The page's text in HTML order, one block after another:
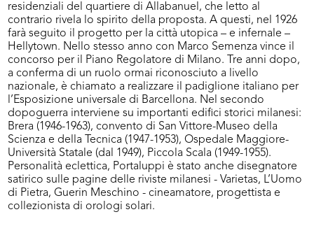
residenziali del quartiere di Allabanuel, che letto al
contrario rivela lo spirito della proposta. A questi, nel 1926
farà seguito il progetto per la città utopica – e infernale –
Hellytown. Nello stesso anno con Marco Semenza vince il
concorso per il Piano Regolatore di Milano. Tre anni dopo,
a conferma di un ruolo ormai riconosciuto a livello
nazionale, è chiamato a realizzare il padiglione italiano per
l’Esposizione universale di Barcellona. Nel secondo
dopoguerra interviene su importanti edifici storici milanesi:
Brera (1946-1963), convento di San Vittore-Museo della
Scienza e della Tecnica (1947-1953), Ospedale Maggiore-
Università Statale (dal 1949), Piccola Scala (1949-1955).
Personalità eclettica, Portaluppi è stato anche disegnatore
satirico sulle pagine delle riviste milanesi - Varietas, L’Uomo
di Pietra, Guerin Meschino - cineamatore, progettista e
collezionista di orologi solari.